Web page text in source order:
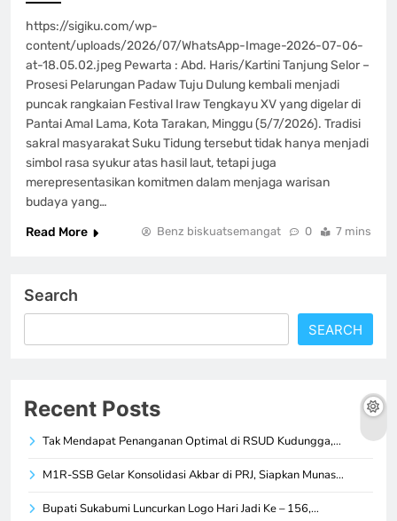
https://sigiku.com/wp-
content/uploads/2026/07/WhatsApp-Image-2026-07-06-
at-18.05.02.jpeg Pewarta : Abd. Haris/Kartini Tanjung Selor –
Prosesi Pelarungan Padaw Tuju Dulung kembali menjadi
puncak rangkaian Festival Iraw Tengkayu XV yang digelar di
Pantai Amal Lama, Kota Tarakan, Minggu (5/7/2026). Tradisi
sakral masyarakat Suku Tidung tersebut tidak hanya menjadi
simbol rasa syukur atas hasil laut, tetapi juga
merepresentasikan komitmen dalam menjaga warisan
budaya yang…
Read More
Benz biskuatsemangat 0 7 mins
Search
SEARCH
Recent Posts
Tak Mendapat Penanganan Optimal di RSUD Kudungga,…
M1R-SSB Gelar Konsolidasi Akbar di PRJ, Siapkan Munas…
Bupati Sukabumi Luncurkan Logo Hari Jadi Ke – 156,…